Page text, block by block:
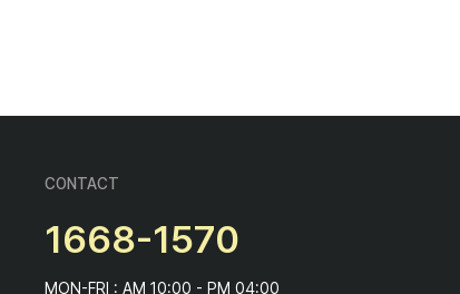
CONTACT
1668-1570
MON-FRI : AM 10:00 - PM 04:00